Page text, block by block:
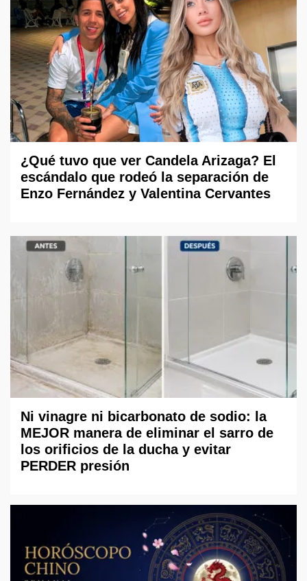
¿Qué tuvo que ver Candela Arizaga? El
escándalo que rodeó la separación de
Enzo Fernández y Valentina Cervantes
Ni vinagre ni bicarbonato de sodio: la
MEJOR manera de eliminar el sarro de
los orificios de la ducha y evitar
PERDER presión